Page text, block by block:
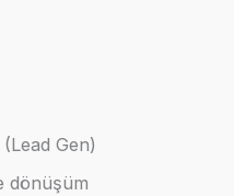
Gen)
dönüşüm